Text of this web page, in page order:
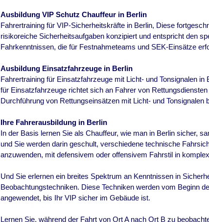
Ausbildung VIP Schutz Chauffeur in Berlin
Fahrertraining für VIP-Sicherheitskräfte in Berlin, Diese
risikoreiche Sicherheitsaufgaben konzipiert und entspricht den
Fahrkenntnissen, die für Festnahmeteams und SEK-Einsätze
Ausbildung Einsatzfahrzeuge in Berlin
Fahrertraining für Einsatzfahrzeuge mit Licht- und Tonsignalen in
für Einsatzfahrzeuge richtet sich an Fahrer von
Durchführung von Rettungseinsätzen mit Licht- und Tonsignalen
Ihre Fahrerausbildung in Berlin
In der Basis lernen Sie als Chauffeur, wie man in Berlin sicher,
und Sie werden darin geschult, verschiedene technische
anzuwenden, mit defensivem oder offensivem Fahrstil in
Und Sie erlernen ein breites Spektrum an Kenntnissen in
Beobachtungstechniken. Diese Techniken werden vom Beginn
angewendet, bis Ihr VIP sicher im Gebäude ist.
Lernen Sie, während der Fahrt von Ort A nach Ort B zu